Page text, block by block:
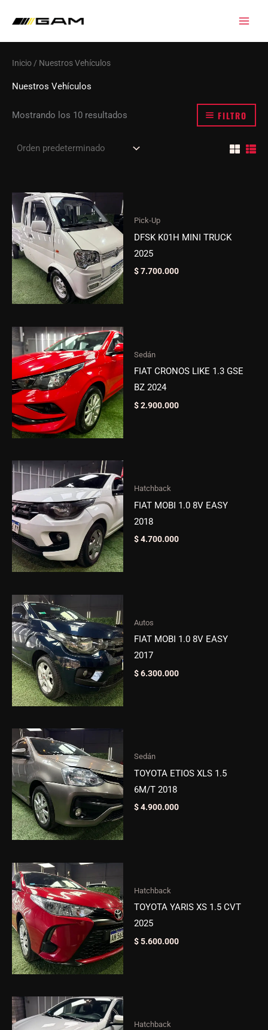
contenido
Inicio / Nuestros Vehículos
Nuestros Vehículos
Mostrando los 10 resultados FILTRO
Pick-Up
DFSK K01H MINI TRUCK
2025
$7.700.000
Sedán
FIAT CRONOS LIKE 1.3 GSE
BZ 2024
$2.900.000
Hatchback
FIAT MOBI 1.0 8V EASY
2018
$4.700.000
Autos
FIAT MOBI 1.0 8V EASY
2017
$6.300.000
Sedán
TOYOTA ETIOS XLS 1.5
6M/T 2018
$4.900.000
Hatchback
TOYOTA YARIS XS 1.5 CVT
2025
$5.600.000
Hatchback